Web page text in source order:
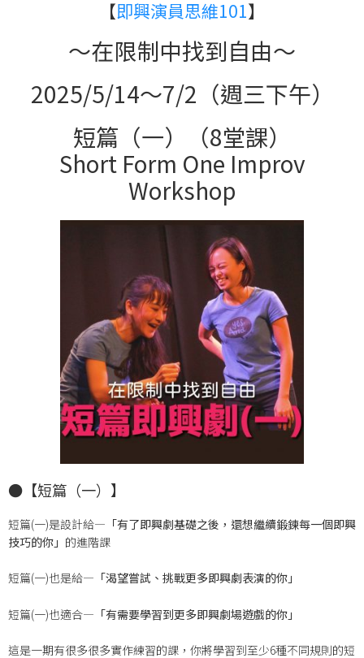
【即興演員思維101】
～在限制中找到自由～
2025/5/14～7/2（週三下午）
短篇（一）（8堂課）
Short Form One Improv
Workshop
●【短篇（一）】
短篇(一)是設計給— 「有了即興劇基礎之後，還想繼續鍛鍊每一個即興
技巧的你」 的進階課
短篇(一)也是給— 「渴望嘗試、挑戰更多即興劇表演的你」
短篇(一)也適合— 「有需要學習到更多即興劇場遊戲的你」
這是一期有很多很多實作練習的課，你將學習到至少6種不同規則的短